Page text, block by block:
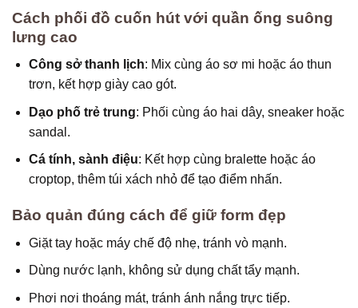
Cách phối đồ cuốn hút với quần ống suông
lưng cao
Công sở thanh lịch: Mix cùng áo sơ mi hoặc áo thun
trơn, kết hợp giày cao gót.
Dạo phố trẻ trung: Phối cùng áo hai dây, sneaker hoặc
sandal.
Cá tính, sành điệu: Kết hợp cùng bralette hoặc áo
croptop, thêm túi xách nhỏ để tạo điểm nhấn.
Bảo quản đúng cách để giữ form đẹp
Giặt tay hoặc máy chế độ nhẹ, tránh vò mạnh.
Dùng nước lạnh, không sử dụng chất tẩy mạnh.
Phơi nơi thoáng mát, tránh ánh nắng trực tiếp.